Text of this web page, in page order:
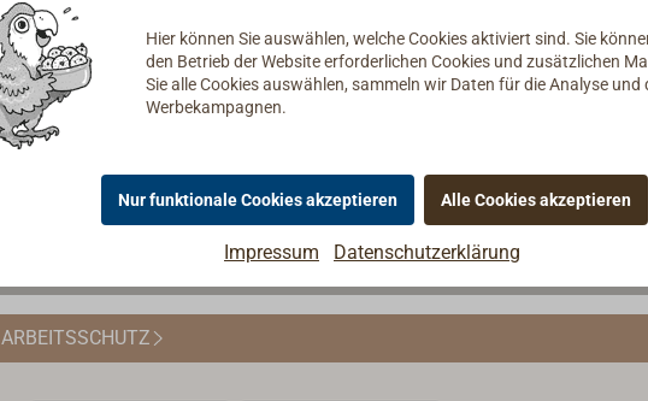
Teakholzpflege Eimer, Pütz & Schrubber
ARBEITSSCHUTZ
Hier können Sie auswählen, welche Cookies aktiviert sind. Sie
den Betrieb der Website erforderlichen Cookies und zusätzlichen
Sie alle Cookies auswählen, sammeln wir Daten für die Analyse und
Werbekampagnen.
Nur funktionale Cookies akzeptieren Alle Cookies akzeptieren
Impressum Datenschutzerklärung